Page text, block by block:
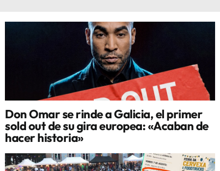
Don Omar se rinde a Galicia, el primer
sold out de su gira europea: «Acaban de
hacer historia»